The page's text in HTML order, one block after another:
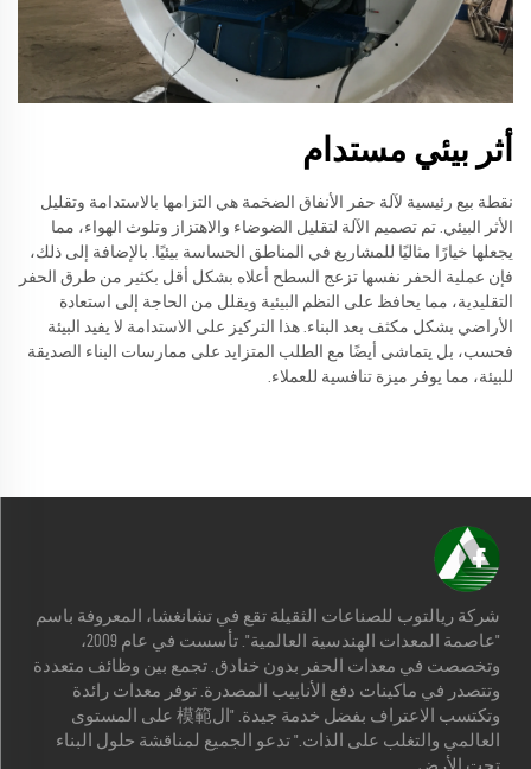
أثر بيئي مستدام
نقطة بيع رئيسية لآلة حفر الأنفاق الضخمة هي التزامها بالاستدامة وتقليل
الأثر البيئي. تم تصميم الآلة لتقليل الضوضاء والاهتزاز وتلوث الهواء، مما
يجعلها خيارًا مثاليًا للمشاريع في المناطق الحساسة بيئيًا. بالإضافة إلى ذلك،
فإن عملية الحفر نفسها تزعج السطح أعلاه بشكل أقل بكثير من طرق الحفر
التقليدية، مما يحافظ على النظم البيئية ويقلل من الحاجة إلى استعادة
الأراضي بشكل مكثف بعد البناء. هذا التركيز على الاستدامة لا يفيد البيئة
فحسب، بل يتماشى أيضًا مع الطلب المتزايد على ممارسات البناء الصديقة
للبيئة، مما يوفر ميزة تنافسية للعملاء.
شركة ريالتوب للصناعات الثقيلة تقع في تشانغشا، المعروفة باسم
"عاصمة المعدات الهندسية العالمية". تأسست في عام 2009،
وتخصصت في معدات الحفر بدون خنادق. تجمع بين وظائف متعددة
وتتصدر في ماكينات دفع الأنابيب المصدرة. توفر معدات رائدة
وتكتسب الاعتراف بفضل خدمة جيدة. "ال模範 على المستوى
العالمي والتغلب على الذات." تدعو الجميع لمناقشة حلول البناء